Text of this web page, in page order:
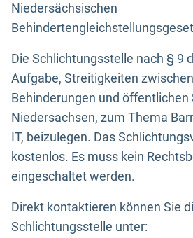
Niedersächsischen
Die Schlichtungsstelle nach § 9
Aufgabe, Streitigkeiten
Behinderungen und öffentlichen
Niedersachsen, zum Thema
IT, beizulegen. Das
kostenlos. Es muss kein
eingeschaltet werden.
Direkt kontaktieren können Sie
Schlichtungsstelle unter: